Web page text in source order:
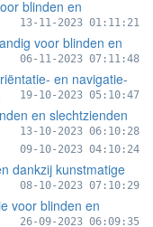
blinden en
13-11-2023 01:11:21
voor blinden en
06-11-2023 07:11:48
en navigatie-
19-10-2023 05:10:47
en slechtzienden
13-10-2023 06:10:28
09-10-2023 04:10:24
dankzij kunstmatige
08-10-2023 07:10:29
voor blinden en
26-09-2023 06:09:35